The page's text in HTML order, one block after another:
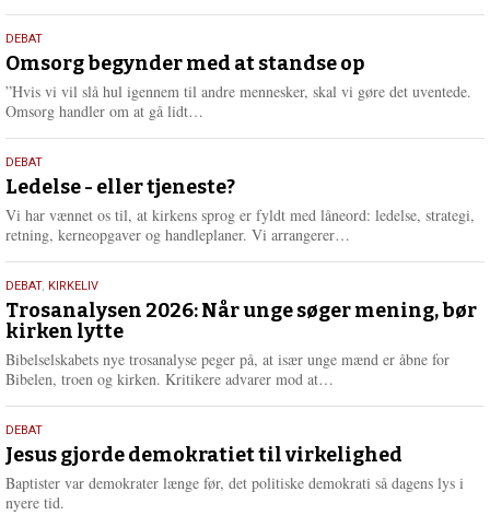
e
r
e
9.
juli
2026
DEBAT
Omsorg begynder med at standse op
”Hvis vi vil slå hul igennem til andre mennesker, skal vi gøre det uventede.
Omsorg handler om at gå lidt…
e
r
e
10.
juni
2026
DEBAT
Ledelse - eller tjeneste?
Vi har vænnet os til, at kirkens sprog er fyldt med låneord: ledelse, strategi,
retning, kerneopgaver og handleplaner. Vi arrangerer…
e
2.
juni
2026
DEBAT, KIRKELIV
Trosanalysen 2026: Når unge søger mening, bør
kirken lytte
Bibelselskabets nye trosanalyse peger på, at især unge mænd er åbne for
Bibelen, troen og kirken. Kritikere advarer mod at…
e
r
18.
maj
2026
DEBAT
Jesus gjorde demokratiet til virkelighed
Baptister var demokrater længe før, det politiske demokrati så dagens lys i
nyere tid.